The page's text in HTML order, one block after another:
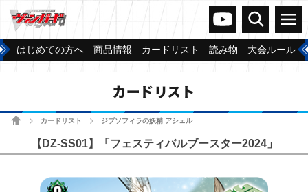
ヴァンガードch
検索 メニュー
はじめての方へ 商品情報 カードリスト 読み物 大会ルール
カードリスト
ホームカードリスト ジプソフィラの妖精 アシェル
【DZ-SS01】「フェスティバルブースター2024」